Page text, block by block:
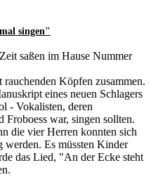
singen"
saßen im Hause Nummer
Köpfen zusammen.
eines neuen Schlagers
- Vokalisten, deren
Froboess war, singen sollten.
die vier Herren konnten sich
werden. Es müssten Kinder
das Lied, "An der Ecke steht